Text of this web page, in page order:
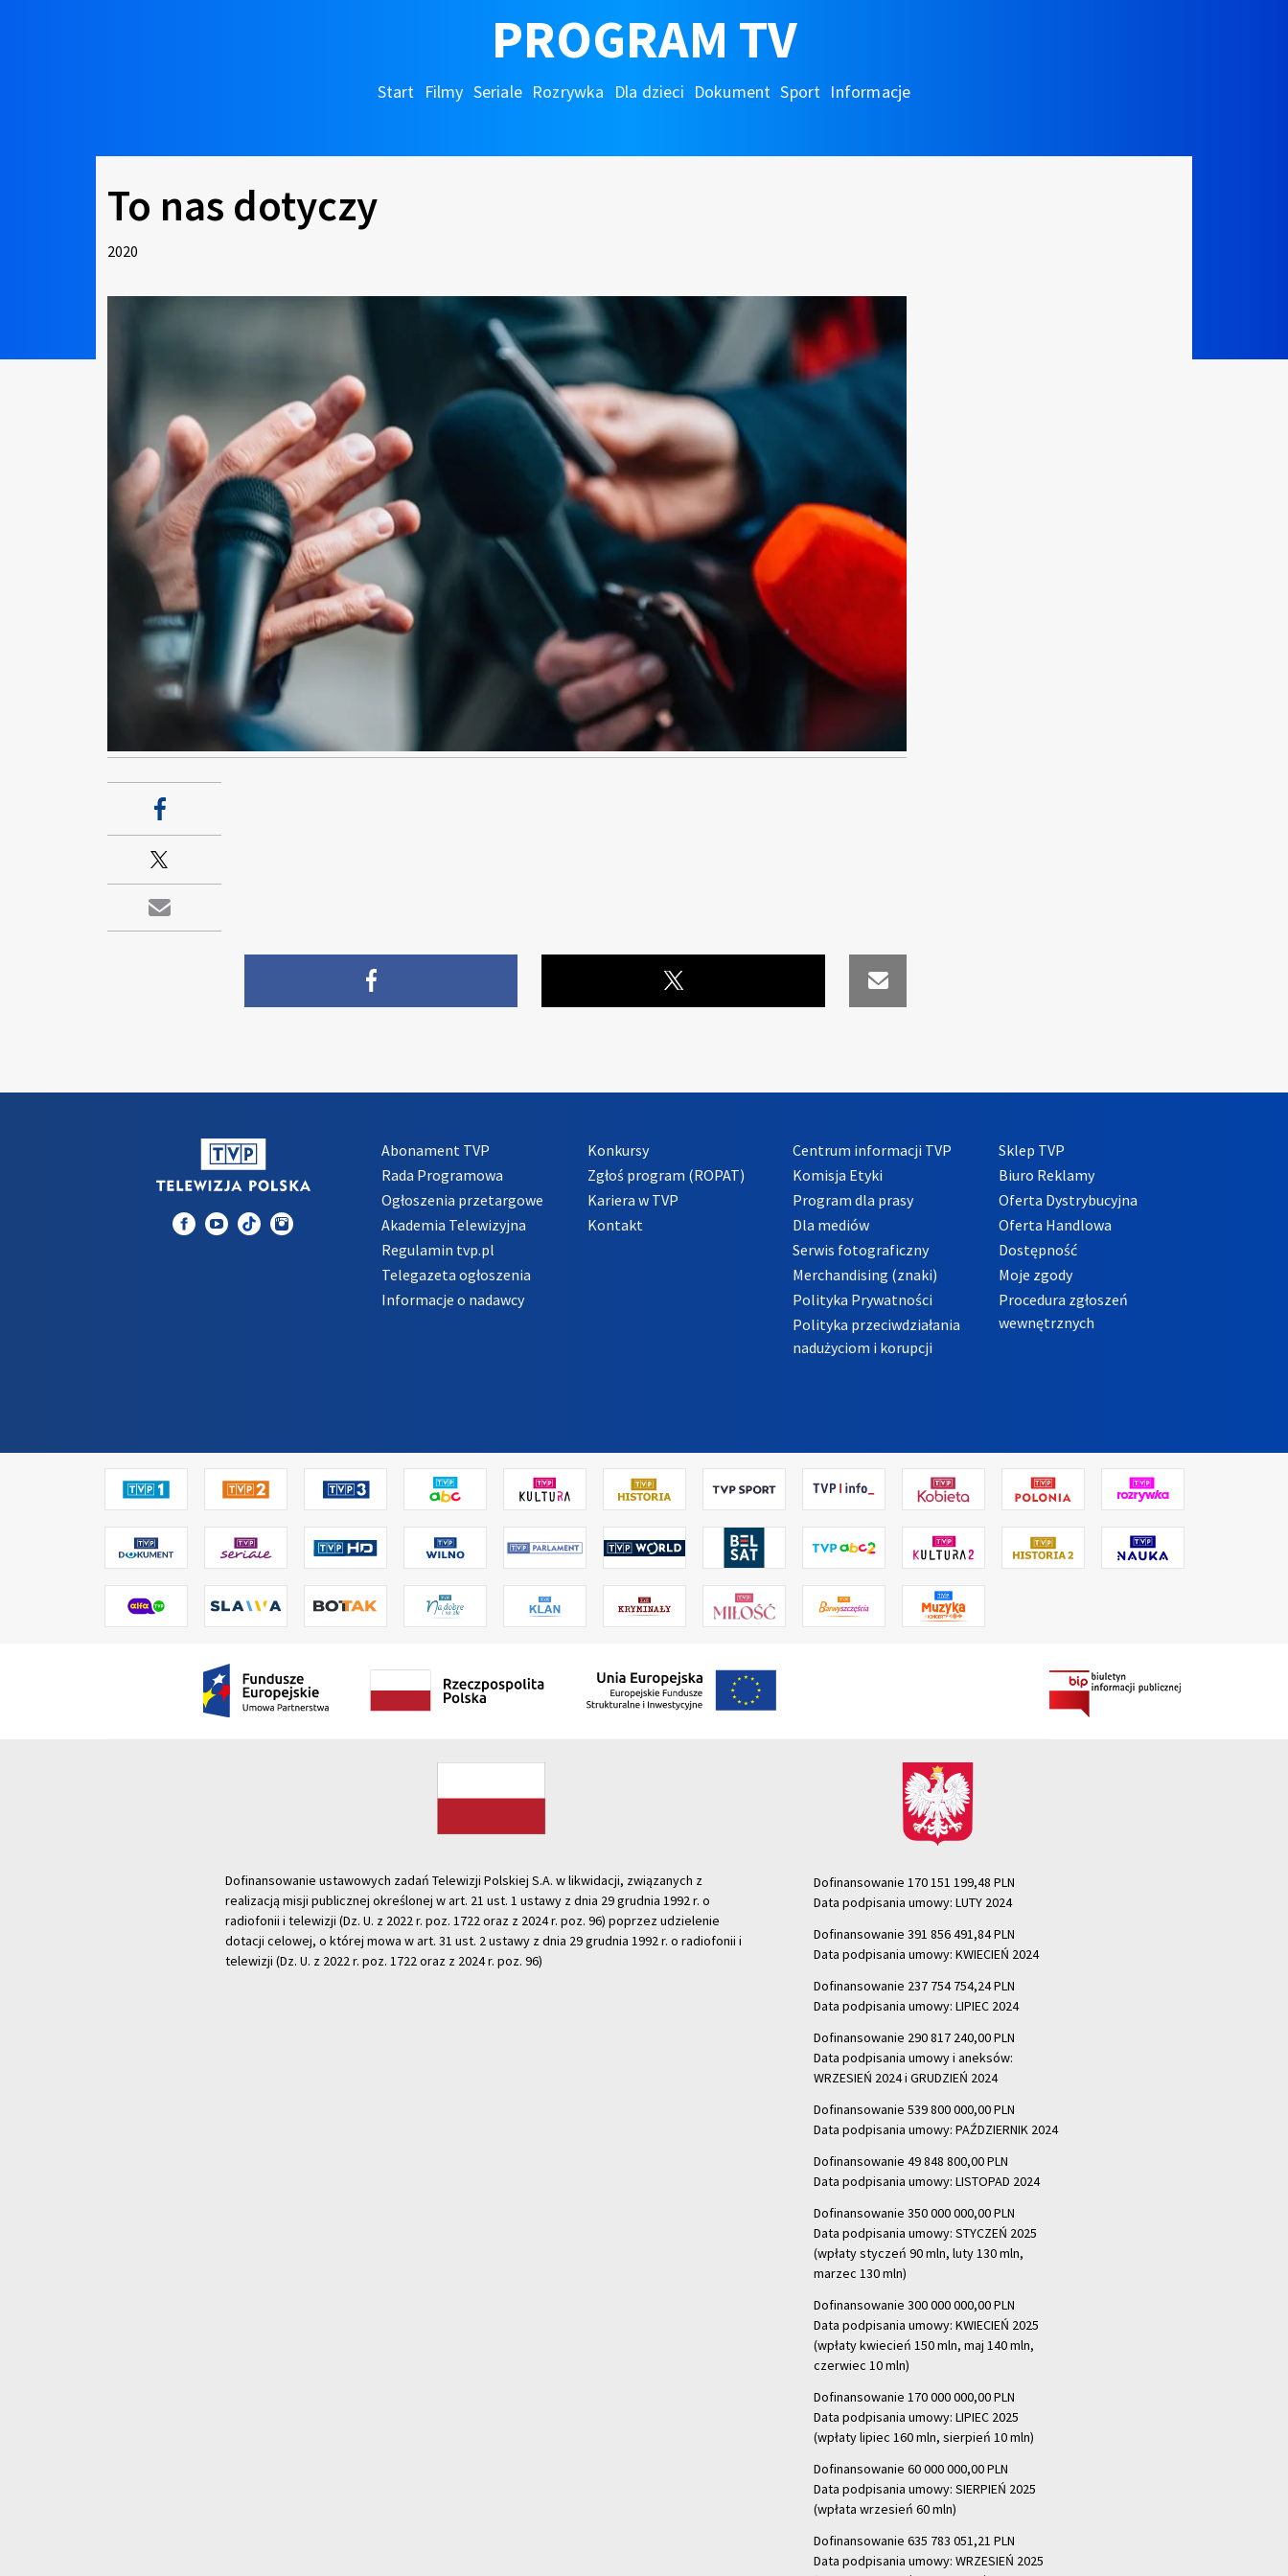
PROGRAM TV
Start Filmy Seriale Rozrywka Dla dzieci Dokument Sport Informacje
To nas dotyczy
2020
Abonament TVP
Rada Programowa
Ogłoszenia przetargowe
Akademia Telewizyjna
Regulamin tvp.pl
Telegazeta ogłoszenia
Informacje o nadawcy
Konkursy
Zgłoś program (ROPAT)
Kariera w TVP
Kontakt
Centrum informacji TVP
Komisja Etyki
Program dla prasy
Dla mediów
Serwis fotograficzny
Merchandising (znaki)
Polityka Prywatności
Polityka przeciwdziałania
nadużyciom i korupcji
Sklep TVP
Biuro Reklamy
Oferta Dystrybucyjna
Oferta Handlowa
Dostępność
Moje zgody
Procedura zgłoszeń
wewnętrznych
Dofinansowanie ustawowych zadań Telewizji Polskiej S.A. w likwidacji, związanych z
realizacją misji publicznej określonej w art. 21 ust. 1 ustawy z dnia 29 grudnia 1992 r. o
radiofonii i telewizji (Dz. U. z 2022 r. poz. 1722 oraz z 2024 r. poz. 96) poprzez udzielenie
dotacji celowej, o której mowa w art. 31 ust. 2 ustawy z dnia 29 grudnia 1992 r. o radiofonii i
telewizji (Dz. U. z 2022 r. poz. 1722 oraz z 2024 r. poz. 96)
Dofinansowanie 170 151 199,48 PLN
Data podpisania umowy: LUTY 2024
Dofinansowanie 391 856 491,84 PLN
Data podpisania umowy: KWIECIEŃ 2024
Dofinansowanie 237 754 754,24 PLN
Data podpisania umowy: LIPIEC 2024
Dofinansowanie 290 817 240,00 PLN
Data podpisania umowy i aneksów:
WRZESIEŃ 2024 i GRUDZIEŃ 2024
Dofinansowanie 539 800 000,00 PLN
Data podpisania umowy: PAŹDZIERNIK 2024
Dofinansowanie 49 848 800,00 PLN
Data podpisania umowy: LISTOPAD 2024
Dofinansowanie 350 000 000,00 PLN
Data podpisania umowy: STYCZEŃ 2025
(wpłaty styczeń 90 mln, luty 130 mln,
marzec 130 mln)
Dofinansowanie 300 000 000,00 PLN
Data podpisania umowy: KWIECIEŃ 2025
(wpłaty kwiecień 150 mln, maj 140 mln,
czerwiec 10 mln)
Dofinansowanie 170 000 000,00 PLN
Data podpisania umowy: LIPIEC 2025
(wpłaty lipiec 160 mln, sierpień 10 mln)
Dofinansowanie 60 000 000,00 PLN
Data podpisania umowy: SIERPIEŃ 2025
(wpłata wrzesień 60 mln)
Dofinansowanie 635 783 051,21 PLN
Data podpisania umowy: WRZESIEŃ 2025